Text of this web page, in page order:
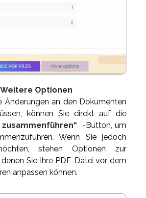
Weitere Optionen
Änderungen an den Dokumenten
können Sie direkt auf die
zusammenführen“
-Button, um
Wenn Sie jedoch
stehen Optionen zur
Sie Ihre PDF-Datei vor dem
anpassen können.